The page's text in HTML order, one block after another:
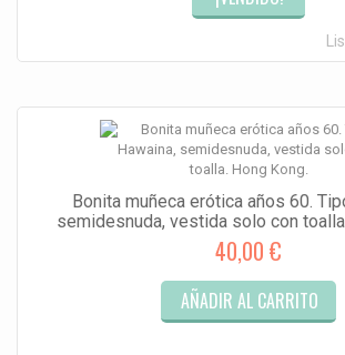
Bonita muñeca erótica años 60.
semidesnuda, vestida solo con
40,00 €
AÑADIR AL CARRITO